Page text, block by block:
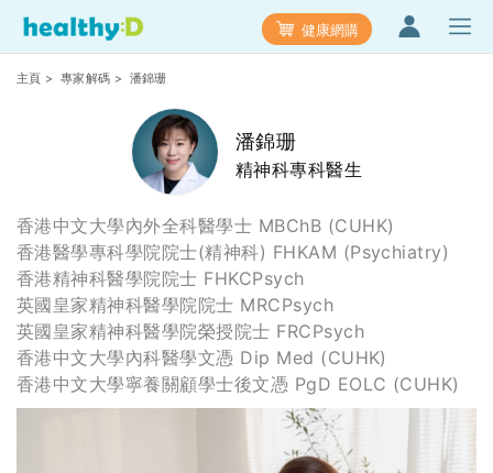
健康網購
主頁 > 專家解碼 > 潘錦珊
潘錦珊
精神科專科醫生
香港中文大學內外全科醫學士 MBChB (CUHK)
香港醫學專科學院院士(精神科) FHKAM (Psychiatry)
香港精神科醫學院院士 FHKCPsych
英國皇家精神科醫學院院士 MRCPsych
英國皇家精神科醫學院榮授院士 FRCPsych
香港中文大學內科醫學文憑 Dip Med (CUHK)
香港中文大學寧養關顧學士後文憑 PgD EOLC (CUHK)